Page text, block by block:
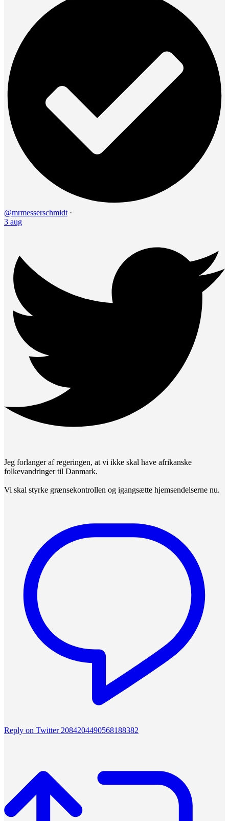
@mrmesserschmidt ·
3 aug
Jeg forlanger af regeringen, at vi ikke skal have afrikanske
folkevandringer til Danmark.
Vi skal styrke grænsekontrollen og igangsætte hjemsendelserne nu.
Reply on Twitter 2084204490568188382